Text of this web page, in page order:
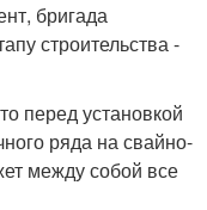
бригада
строительства -
перед установкой
ряда на свайно-
между собой все